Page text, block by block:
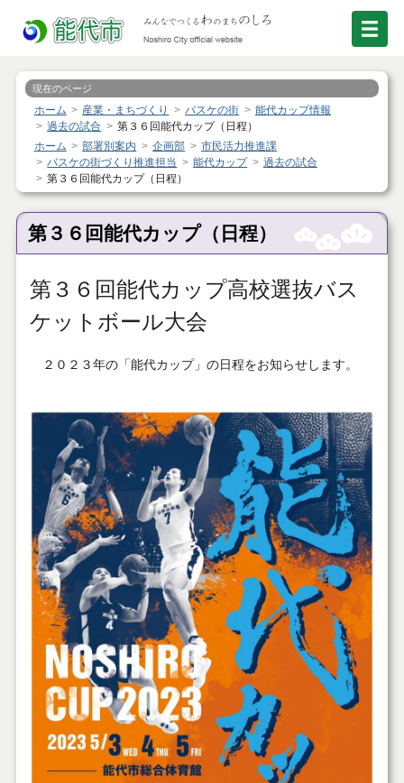
現在のページ
ホーム 産業・まちづくり バスケの街
能代カップ情報
過去の試合
第３６回能代カップ（日程）
ホーム
部署別案内 企画部
市民活力推進課
バスケの街づくり推進担当
能代カップ
過去の試合
第３６回能代カップ（日程）
第３６回能代カップ（日程）
第３６回能代カップ高校選抜バス
ケットボール大会
２０２３年の「能代カップ」の日程をお知らせします。